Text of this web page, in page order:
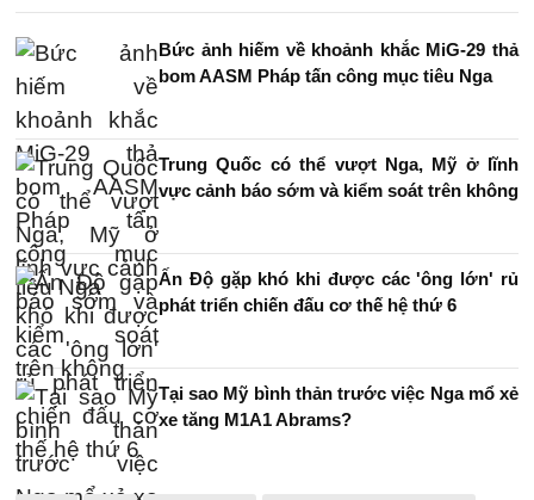
Bức ảnh hiếm về khoảnh khắc MiG-29 thả
bom AASM Pháp tấn công mục tiêu Nga
Trung Quốc có thể vượt Nga, Mỹ ở lĩnh
vực cảnh báo sớm và kiểm soát trên không
Ấn Độ gặp khó khi được các 'ông lớn' rủ
phát triển chiến đấu cơ thế hệ thứ 6
Tại sao Mỹ bình thản trước việc Nga mổ xẻ
xe tăng M1A1 Abrams?